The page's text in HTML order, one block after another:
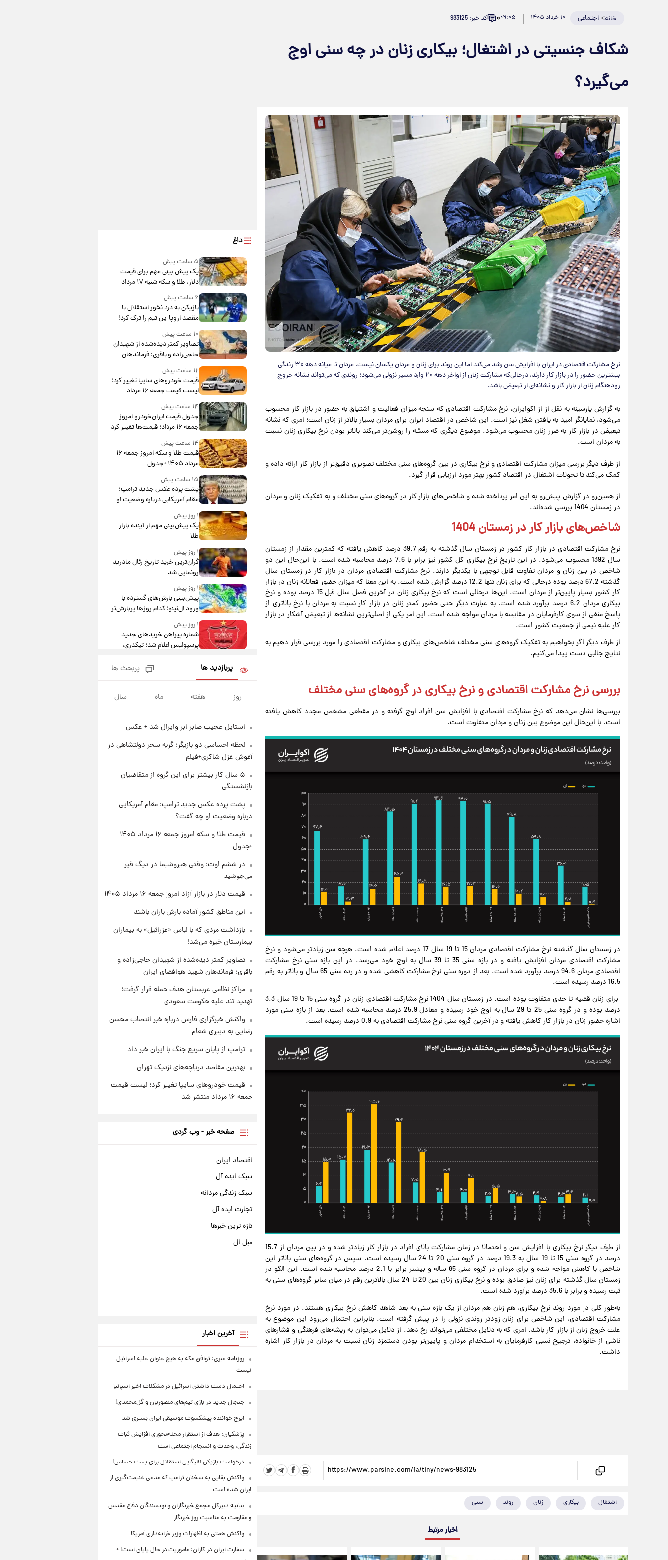
خانه>اجتماعی ۱۰ خرداد ۱۴۰۵ ۰۹:۰۵۰ کد خبر: 983125
شکاف جنسیتی در اشتغال؛ بیکاری زنان در چه سنی اوج
می‌گیرد؟
نرخ مشارکت اقتصادی در ایران با افزایش سن رشد می‌کند اما این روند برای زنان و مردان یکسان نیست. مردان تا میانه دهه ۳۰ زندگی
بیشترین حضور را در بازار کار دارند، درحالی‌که مشارکت زنان از اواخر دهه ۲۰ وارد مسیر نزولی می‌شود؛ روندی که می‌تواند نشانه خروج
زودهنگام زنان از بازار کار و نشانه‌ای از تبعیض باشد.
به گزارش پارسینه به نقل از از اکوایران، نرخ مشارکت اقتصادی که سنجه میزان فعالیت و اشتیاق به حضور در بازار کار محسوب
می‌شود، نمایانگر امید به یافتن شغل نیز است. این شاخص در اقتصاد ایران برای مردان بسیار بالاتر از زنان است؛ امری که نشانه
تبعیض در بازار کار به ضرر زنان محسوب می‌شود. موضوع دیگری که مسئله را روشن‌تر می‌کند بالاتر بودن نرخ بیکاری زنان نسبت
به مردان است.
از طرف دیگر بررسی میزان مشارکت اقتصادی و نرخ بیکاری در بین گروه‌های سنی مختلف تصویری دقیق‌تر از بازار کار ارائه داده و
کمک می‌کند تا تحولات اشتغال در اقتصاد کشور بهتر مورد ارزیابی قرار گیرد.
از همین‌رو در گزارش پیش‌رو به این امر پرداخته شده و شاخص‌های بازار کار در گروه‌های سنی مختلف و به تفکیک زنان و مردان
در زمستان 1404 بررسی شده‌اند.
شاخص‌های بازار کار در زمستان 1404
نرخ مشارکت اقتصادی در بازار کار کشور در زمستان سال گذشته به رقم 39.7 درصد کاهش یافته که کمترین مقدار از زمستان
سال 1392 محسوب می‌شود. در این تاریخ نرخ بیکاری کل کشور نیز برابر با 7.6 درصد محاسبه شده است. با این‌حال این دو
شاخص در بین زنان و مردان تفاوت قابل توجهی با یکدیگر دارند. نرخ مشارکت اقتصادی مردان در بازار کار در زمستان سال
گذشته 67.2 درصد بوده درحالی که برای زنان تنها 12.2 درصد گزارش شده است. به این معنا که میزان حضور فعالانه زنان در بازار
کار کشور بسیار پایین‌تر از مردان است. این‌ها درحالی است که نرخ بیکاری زنان در آخرین فصل سال قبل 15 درصد بوده و نرخ
بیکاری مردان 6.2 درصد برآورد شده است. به عبارت دیگر حتی حضور کمتر زنان در بازار کار نسبت به مردان با نرخ بالاتری از
پاسخ منفی از سوی کارفرمایان در مقایسه با مردان مواجه شده است. این امر یکی از اصلی‌ترین نشانه‌ها از تبعیض آشکار در بازار
کار علیه نیمی از جمعیت کشور است.
از طرف دیگر اگر بخواهیم به تفکیک گروه‌های سنی مختلف شاخص‌های بیکاری و مشارکت اقتصادی را مورد بررسی قرار دهیم به
نتایج جالبی دست پیدا می‌کنیم.
بررسی نرخ مشارکت اقتصادی و نرخ بیکاری در گروه‌های سنی مختلف
بررسی‌ها نشان می‌دهد که نرخ مشارکت اقتصادی با افزایش سن افراد اوج گرفته و در مقطعی مشخص مجدد کاهش یافته
است. با این‌حال این موضوع بین زنان و مردان متفاوت است.
در زمستان سال گذشته نرخ مشارکت اقتصادی مردان 15 تا 19 سال 17 درصد اعلام شده است. هرچه سن زیادتر می‌شود و نرخ
مشارکت اقتصادی مردان افزایش یافته و در بازه سنی 35 تا 39 سال به اوج خود می‌رسد. در این بازه سنی نرخ مشارکت
اقتصادی مردان 94.6 درصد برآورد شده است. بعد از دوره سنی نرخ مشارکت کاهشی شده و در رده سنی 65 سال و بالاتر به رقم
16.5 درصد رسیده است.
برای زنان قضیه تا حدی متفاوت بوده است. در زمستان سال 1404 نرخ مشارکت اقتصادی زنان در گروه سنی 15 تا 19 سال 3.3
درصد بوده و در گروه سنی 25 تا 29 سال به اوج خود رسیده و معادل 25.9 درصد محاسبه شده است. بعد از بازه سنی مورد
اشاره حضور زنان در بازار کار کاهش یافته و در آخرین گروه سنی نرخ مشارکت اقتصادی به 0.9 درصد رسیده است.
از طرف دیگر نرخ بیکاری با افزایش سن و احتمالا در زمان مشارکت بالای افراد در بازار کار زیادتر شده و در بین مردان از 15.7
درصد در گروه سنی 15 تا 19 سال به 19.3 درصد در گروه سنی 20 تا 24 سال رسیده است. سپس در گروه‌‌های سنی بالاتر این
شاخص با کاهش مواجه شده و برای مردان در گروه سنی 65 ساله و بیشتر برابر با 2.1 درصد محاسبه شده است. این الگو در
زمستان سال گذشته برای زنان نیز صادق بوده و نرخ بیکاری زنان بین 20 تا 24 سال بالاترین رقم در میان سایر گروه‌های سنی به
ثبت رسیده و برابر با 35.6 درصد برآورد شده است.
به‌طور کلی در مورد روند نرخ بیکاری، هم زنان هم مردان از یک بازه سنی به بعد شاهد کاهش نرخ بیکاری هستند. در مورد نرخ
مشارکت اقتصادی، این شاخص برای زنان زودتر روندی نزولی را در پیش گرفته است. بنابراین احتمال می‌رود این موضوع به
علت خروج زنان از بازار کار باشد. امری که به دلایل مختلفی می‌تواند رخ دهد. از دلایل می‌توان به ریشه‌های فرهنگی و فشارهای
ناشی از خانواده،‌ ترجیح نسبی کارفرمایان به استخدام مردان و پایین‌تر بودن دستمزد زنان نسبت به مردان در بازار کار اشاره
داشت.
اشتغال بیکاری زنان روند سنی
اخبار مرتبط
داغ
۵ ساعت پیش
یک پیش ‌بینی مهم برای قیمت
دلار، طلا و سکه شنبه ۱۷ مرداد
۱۴۰۵
۶ ساعت پیش
بازیکن به درد نخور استقلال با
مقصد اروپا این تیم را ترک کرد!
۱۰ ساعت پیش
تصاویر کمتر دیده‌شده از شهیدان
حاجی‌زاده و باقری؛ فرماندهان
شهید هوافضای ایران
۱۲ ساعت پیش
قیمت خودروهای سایپا تغییر کرد؛
لیست قیمت جمعه ۱۶ مرداد
منتشر شد
۱۴ ساعت پیش
جدول قیمت ایران‌خودرو امروز
جمعه ۱۶ مرداد؛ قیمت‌ها تغییر کرد
۱۴ ساعت پیش
قیمت طلا و سکه امروز جمعه ۱۶
مرداد ۱۴۰۵ +جدول
۱۵ ساعت پیش
پشت پرده عکس جدید ترامپ؛
مقام آمریکایی درباره وضعیت او
چه گفت؟
۱ روز پیش
یک پیش‌بینی مهم از آینده بازار
طلا
۱ روز پیش
گران‌ترین خرید تاریخ رئال مادرید
رونمایی شد
۱ روز پیش
پیش‌بینی بارش‌های گسترده با
ورود ال‌نینو؛ کدام روزها پربارش‌تر
خواهند بود؟
۱ روز پیش
شماره پیراهن خریدهای جدید
پرسپولیس اعلام شد؛ تیکدری،
جزئیات فعال‌سازی «کیف پول
ایران» اعلام شد+فیلم
۱ روز پیش
۱۵ مرداد ۱۴۰۵ +جدول
قیمت طلا و سکه امروز پنجشنبه
۱۵ مرداد ۱۴۰۵
شارژ جدید کالابرگ برای سه
پربازدید ها پربحث ها
روز هفته ماه سال
استایل عجیب صابر ابر وایرال شد + عکس
لحظه احساسی دو بازیگر؛ گریه سحر دولتشاهی در
آغوش غزل شاکری+فیلم
۵ سال کار بیشتر برای این گروه از متقاضیان
بازنشستگی
پشت پرده عکس جدید ترامپ؛ مقام آمریکایی
درباره وضعیت او چه گفت؟
قیمت طلا و سکه امروز جمعه ۱۶ مرداد ۱۴۰۵
+جدول
در ششم اوت؛ وقتی هیروشیما در دیگ قیر
می‌جوشید
قیمت دلار در بازار آزاد امروز جمعه ۱۶ مرداد ۱۴۰۵
این مناطق کشور آماده بارش باران باشند
بازداشت مردی که با لباس «عزرائیل» به بیماران
بیمارستان خیره می‌شد!
تصاویر کمتر دیده‌شده از شهیدان حاجی‌زاده و
باقری؛ فرماندهان شهید هوافضای ایران
مراکز نظامی عربستان هدف حمله قرار گرفت؛
تهدید تند علیه حکومت سعودی
واکنش خبرگزاری فارس درباره خبر انتصاب محسن
رضایی به دبیری شعام
ترامپ از پایان سریع جنگ با ایران خبر داد
بهترین مقاصد دریاچه‌های نزدیک تهران
قیمت خودروهای سایپا تغییر کرد؛ لیست قیمت
جمعه ۱۶ مرداد منتشر شد
صفحه خبر - وب گردی
اقتصاد ایران
سبک ایده آل
سبک زندگی مردانه
تجارت ایده آل
تازه ترین خبرها
مبل ال
آخرین اخبار
روزنامه عبری: توافق مکه به هیچ عنوان علیه اسرائیل
نیست
احتمال دست داشتن اسرائیل در مشکلات اخیر اسپانیا
جنجال جدید در بازی تیم‌های منصوریان و گل‌محمدی!
ایرج خواننده پیشکسوت موسیقی ایران بستری شد
پزشکیان: هدف از استقرار محله‌محوری افزایش ثبات
زندگی، وحدت و انسجام اجتماعی است
درخواست بازیکن لالیگایی استقلال برای پست حساس!
واکنش بقایی به سخنان ترامپ که مدعی غنیمت‌گیری از
ایران شده است
بیانیه دبیرکل مجمع خبرنگاران و نویسندگان دفاع مقدس
و مقاومت به مناسبت روز خبرنگار
واکنش همتی به اظهارات وزیر خزانه‌داری آمریکا
سفارت ایران در کازان: ماموریت در حال پایان است! +